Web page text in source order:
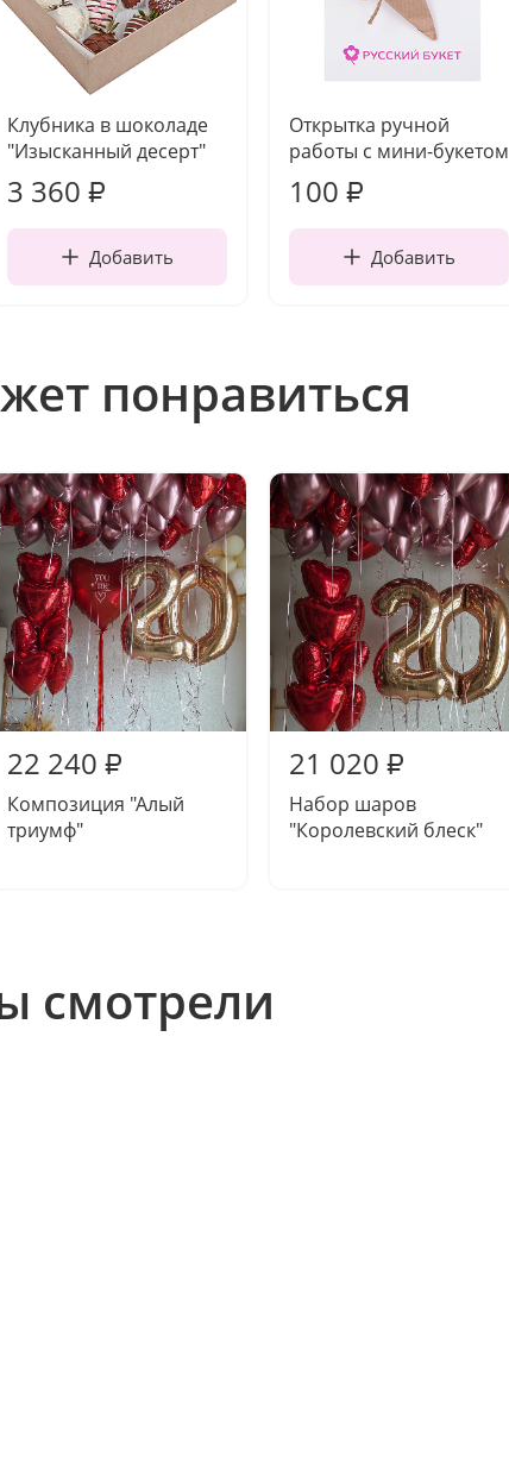
Клубника в шоколаде
"Изысканный десерт"
3 360 ₽
Добавить
Открытка ручной
работы с мини-букетом
100 ₽
Добавить
понравиться
22 240 ₽
Композиция "Алый
триумф"
21 020 ₽
Набор шаров
"Королевский блеск"
смотрели